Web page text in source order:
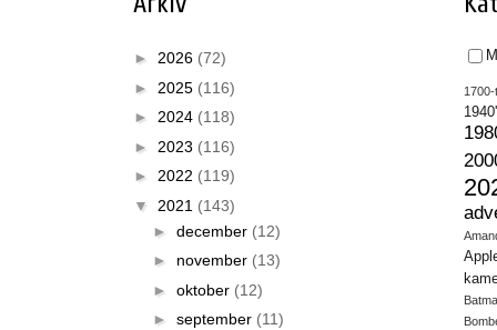
► 2026 (72)
► 2025 (116)
► 2024 (118)
► 2023 (116)
► 2022 (119)
▼ 2021 (143)
► december (12)
► november (13)
► oktober (12)
► september (11)
1700-